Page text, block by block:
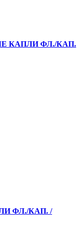
КАПЛИ ФЛ./КАП.
ФЛ./КАП. /